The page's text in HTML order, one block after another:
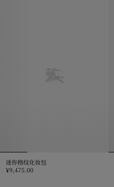
迷你格纹化妆包
¥9,475.00